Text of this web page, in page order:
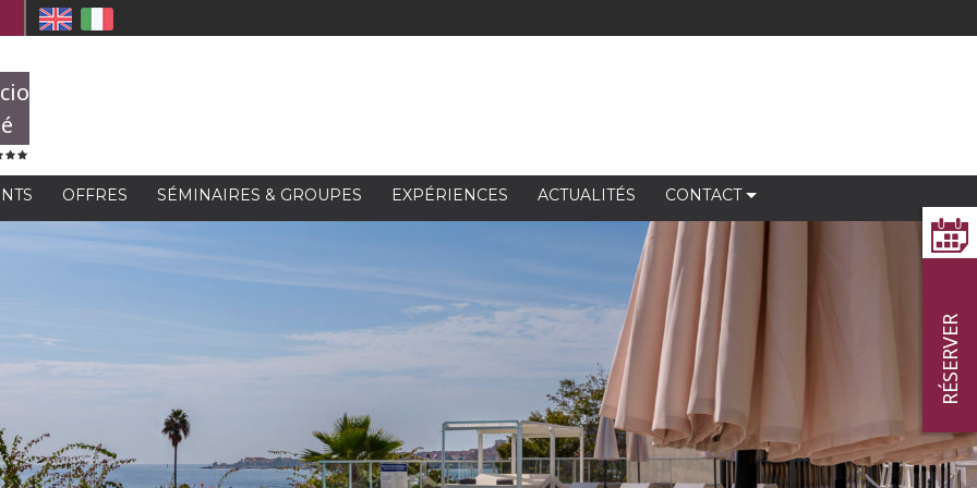
RÉSERVER
OFFRES SÉMINAIRES & GROUPES EXPÉRIENCES ACTUALITÉS CONTACT